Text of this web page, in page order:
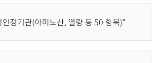
정기관(아미노산, 열량 등 50 항목)”